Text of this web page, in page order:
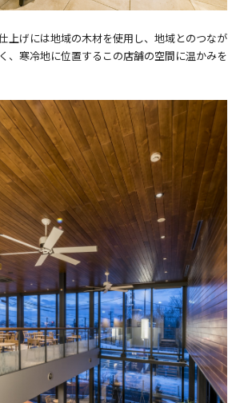
上げには地域の木材を使用し、地域とのつなが
、寒冷地に位置するこの店舗の空間に温かみを